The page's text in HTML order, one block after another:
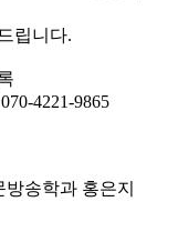
립니다.
4221-9865
송학과 홍은지